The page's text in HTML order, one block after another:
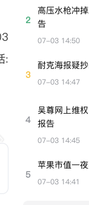
:
2
高压水枪冲
告
07-03 14:50
3
耐克海报疑
07-03 14:47
4
吴尊网上维
报告
07-03 14:45
5
苹果市值一
07-03 14:41